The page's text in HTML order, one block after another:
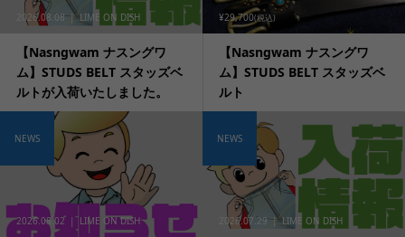
2026.08.08 LIME ON DISH
【Nasngwam ナスングワ
ム】STUDS BELT スタッズベ
ルトが入荷いたしました。
¥29,700(税込)
【Nasngwam ナスングワ
ム】STUDS BELT スタッズベ
ルト
2026.08.02 LIME ON DISH
NEWS
2026.07.29 LIME ON DISH
NEWS